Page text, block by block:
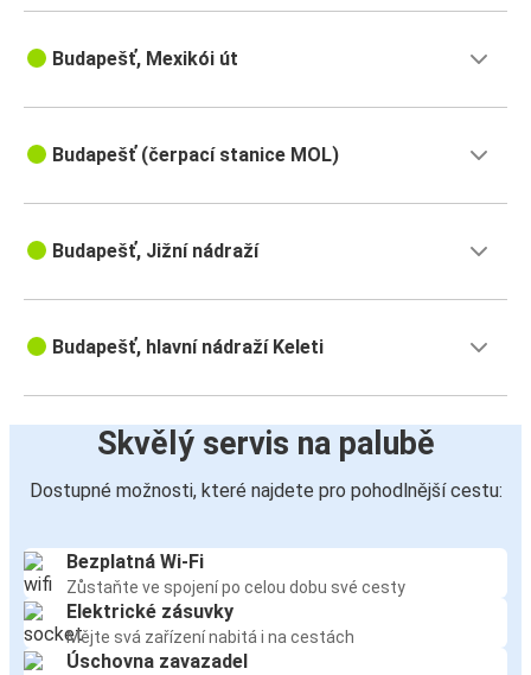
Budapešť, Mexikói út
Budapešť (čerpací stanice MOL)
Budapešť, Jižní nádraží
Budapešť, hlavní nádraží Keleti
Skvělý servis na palubě
Dostupné možnosti, které najdete pro pohodlnější cestu:
Bezplatná Wi-Fi
Zůstaňte ve spojení po celou dobu své cesty
Elektrické zásuvky
Mějte svá zařízení nabitá i na cestách
Úschovna zavazadel